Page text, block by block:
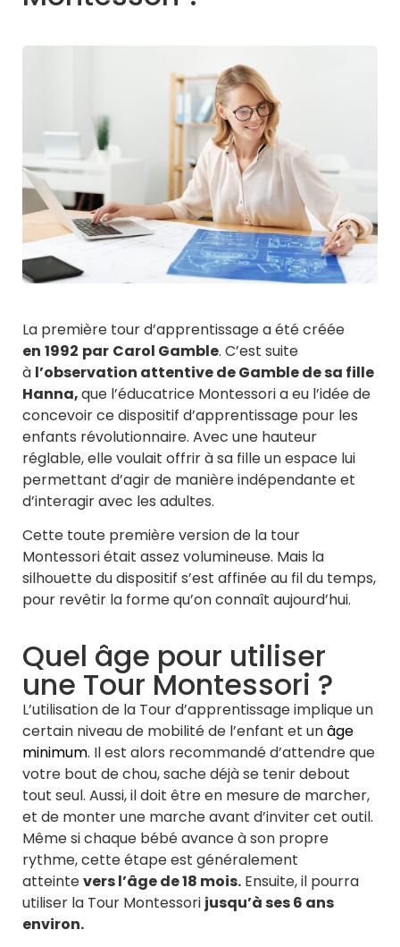
La première tour d’apprentissage a été créée
en 1992 par Carol Gamble. C’est suite
à l’observation attentive de Gamble de sa fille
Hanna,que l’éducatrice Montessori a eu l’idée de
concevoir ce dispositif d’apprentissage pour les
enfants révolutionnaire. Avec une hauteur
réglable, elle voulait offrir à sa fille un espace lui
permettant d’agir de manière indépendante et
d’interagir avec les adultes.
Cette toute première version de la tour
Montessori était assez volumineuse. Mais la
silhouette du dispositif s’est affinée au fil du temps,
pour revêtir la forme qu’on connaît aujourd’hui.
Quel âge pour utiliser
une Tour Montessori ?
L’utilisation de la Tour d’apprentissageimplique un
certain niveau de mobilité de l’enfant et unâge
minimum. Il est alors recommandé d’attendre que
votre bout de chou, sache déjà se tenir debout
tout seul. Aussi, il doit être en mesure de marcher,
et de monter une marche avant d’inviter cet outil.
Même si chaque bébé avance à son propre
rythme, cette étape est généralement
atteintevers l’âge de 18 mois. Ensuite, il pourra
utiliser la Tour Montessori jusqu’à ses 6 ans
environ.